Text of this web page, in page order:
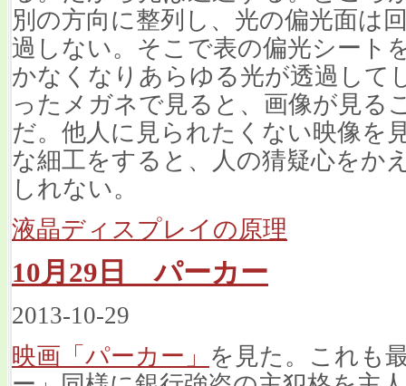
別の方向に整列し、光の偏光面は
過しない。そこで表の偏光シート
かなくなりあらゆる光が透過して
ったメガネで見ると、画像が見る
だ。他人に見られたくない映像を
な細工をすると、人の猜疑心をか
しれない。
液晶ディスプレイの原理
10月29日 パーカー
2013-10-29
映画「パーカー」 を見た。これも